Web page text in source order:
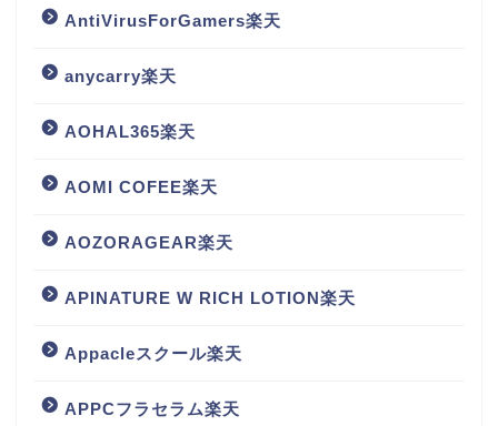
AntiVirusForGamers楽天
anycarry楽天
AOHAL365楽天
AOMI COFEE楽天
AOZORAGEAR楽天
APINATURE W RICH LOTION楽天
Appacleスクール楽天
APPCフラセラム楽天